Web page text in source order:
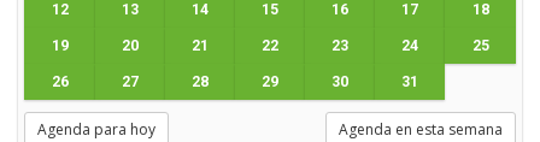
12 13 14 15 16 17 18
19 20 21 22 23 24 25
26 27 28 29 30 31
Agenda para hoy Agenda en esta semana